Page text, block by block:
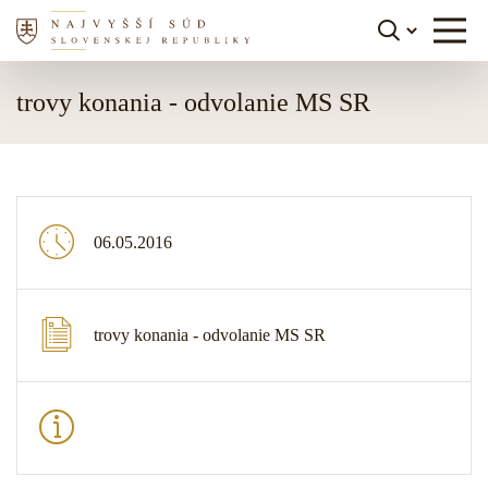
trovy konania - odvolanie MS SR
06.05.2016
trovy konania - odvolanie MS SR